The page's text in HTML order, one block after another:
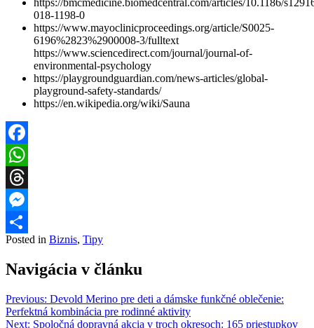
https://bmcmedicine.biomedcentral.com/articles/10.1186/
018-1198-0
https://www.mayoclinicproceedings.org/article/S0025-
6196%2823%2900008-3/fulltext
https://www.sciencedirect.com/journal/journal-of-
environmental-psychology
https://playgroundguardian.com/news-articles/global-
playground-safety-standards/
https://en.wikipedia.org/wiki/Sauna
Facebook
WhatsApp
Threads
Messenger
Share
Posted in Biznis, Tipy
Navigácia v článku
Previous: Devold Merino pre deti a dámske funkčné oblečenie:
Perfektná kombinácia pre rodinné aktivity
Next: Spoločná dopravná akcia v troch okresoch: 165 priestupkov